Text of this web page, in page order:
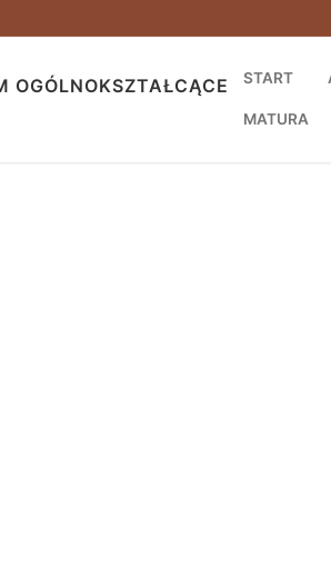
OGÓLNOKSZTAŁCĄCE START
MATURA